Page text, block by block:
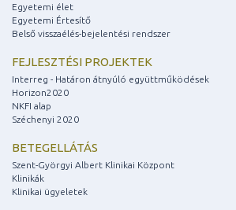
Egyetemi élet
Egyetemi Értesítő
Belső visszaélés-bejelentési rendszer
FEJLESZTÉSI PROJEKTEK
Interreg - Határon átnyúló együttműködések
Horizon2020
NKFI alap
Széchenyi 2020
BETEGELLÁTÁS
Szent-Györgyi Albert Klinikai Központ
Klinikák
Klinikai ügyeletek